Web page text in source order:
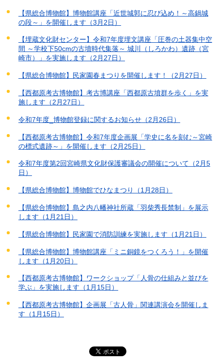
【県総合博物館】博物館講座「近世城郭に忍び込め！～高鍋城
の段～」を開催します（3月2日）
【埋蔵文化財センター】令和7年度埋文講座「圧巻の土器集中空
間 ～学校下50cmの古墳時代集落～ 城川（しろかわ）遺跡（宮
崎市）」を実施します（2月27日）
【県総合博物館】民家園春まつりを開催します！（2月27日）
【西都原考古博物館】考古博講座「西都原古墳群を歩く」を実
施します（2月27日）
令和7年度_博物館登録に関するお知らせ（2月26日）
【西都原考古博物館】令和7年度企画展「学史に名を刻む～宮崎
の標式遺跡～」を開催します（2月25日）
令和7年度第2回宮崎県文化財保護審議会の開催について（2月5
日）
【県総合博物館】博物館でひなまつり（1月28日）
【県総合博物館】島之内八幡神社所蔵「羽柴秀長禁制」を展示
します（1月21日）
【県総合博物館】民家園で消防訓練を実施します（1月21日）
【県総合博物館】博物館講座「ミニ銅鏡をつくろう！」を開催
します（1月20日）
【西都原考古博物館】ワークショップ「人骨の仕組みと並びを
学ぶ」を実施します（1月15日）
【西都原考古博物館】企画展「古人骨」関連講演会を開催しま
す（1月15日）